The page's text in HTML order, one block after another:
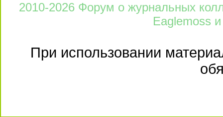
2010-2026 Форум о журнальных
Eaglemoss и
При использовании